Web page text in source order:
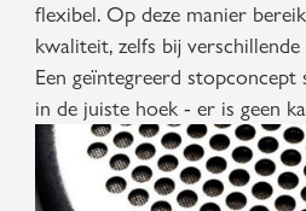
flexibel. Op deze manier
kwaliteit, zelfs bij
Een geïntegreerd
in de juiste hoek - er is geen